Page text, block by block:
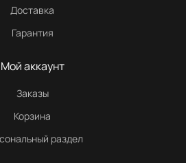
Доставка
Гарантия
Мой аккаунт
Заказы
Корзина
раздел